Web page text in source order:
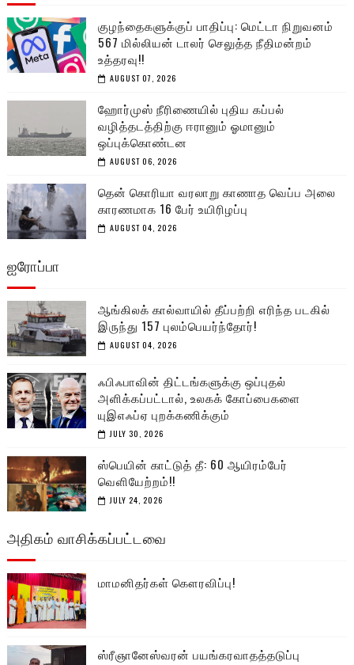
குழந்தைகளுக்குப் பாதிப்பு: மெட்டா நிறுவனம்
567 மில்லியன் டாலர் செலுத்த நீதிமன்றம்
உத்தரவு!!
AUGUST 07, 2026
ஹோர்முஸ் நீரிணையில் புதிய கப்பல்
வழித்தடத்திற்கு ஈரானும் ஓமானும்
ஒப்புக்கொண்டன
AUGUST 06, 2026
தென் கொரியா வரலாறு காணாத வெப்ப அலை
காரணமாக 16 பேர் உயிரிழப்பு
AUGUST 04, 2026
ஐரோப்பா
ஆங்கிலக் கால்வாயில் தீப்பற்றி எரிந்த படகில்
இருந்து 157 புலம்பெயர்ந்தோர்!
AUGUST 04, 2026
ஃபிஃபாவின் திட்டங்களுக்கு ஒப்புதல்
அளிக்கப்பட்டால், உலகக் கோப்பைகளை
யுஇஎஃப்ஏ புறக்கணிக்கும்
JULY 30, 2026
ஸ்பெயின் காட்டுத் தீ: 60 ஆயிரம்பேர்
வெளியேற்றம்!!
JULY 24, 2026
அதிகம் வாசிக்கப்பட்டவை
மாமனிதர்கள் கௌரவிப்பு!
ஸ்ரீஞானேஸ்வரன் பயங்கரவாதத்தடுப்பு